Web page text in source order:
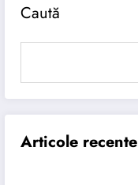
Caută
Articole recente